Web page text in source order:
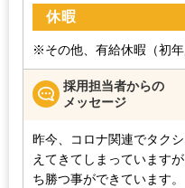
休暇
※その他、有給休暇（初
採用担当者からの
メッセージ
昨今、コロナ関連でタク
えてきてしまっています
ち勝つ事ができています